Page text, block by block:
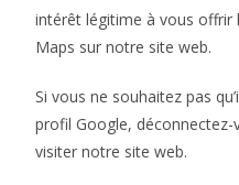
intérêt légitime à vous
Maps sur notre site web.
Si vous ne souhaitez pas
profil Google,
visiter notre site web.